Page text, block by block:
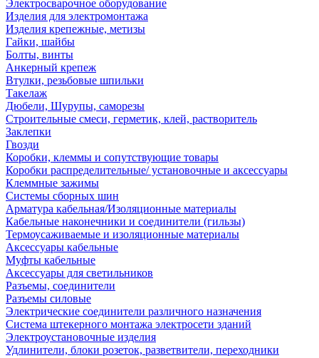
Электросварочное оборудование
Изделия для электромонтажа
Изделия крепежные, метизы
Гайки, шайбы
Болты, винты
Анкерный крепеж
Втулки, резьбовые шпильки
Такелаж
Дюбели, Шурупы, саморезы
Строительные смеси, герметик, клей, растворитель
Заклепки
Гвозди
Коробки, клеммы и сопутствующие товары
Коробки распределительные/ установочные и аксессуары
Клеммные зажимы
Системы сборных шин
Арматура кабельная/Изоляционные материалы
Кабельные наконечники и соединители (гильзы)
Термоусаживаемые и изоляционные материалы
Аксессуары кабельные
Муфты кабельные
Аксессуары для светильников
Разъемы, соединители
Разъемы силовые
Электрические соединители различного назначения
Система штекерного монтажа электросети зданий
Электроустановочные изделия
Удлинители, блоки розеток, разветвители, переходники